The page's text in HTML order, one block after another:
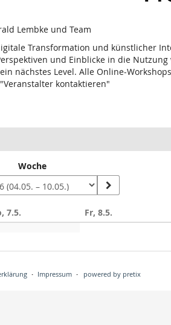
Lembke und Team
Transformation und künstlicher
und Einblicke in die
nächstes Level. Alle Online-
kontaktieren"
Woche
7.5. Fr, 8.5.
Impressum powered by pretix